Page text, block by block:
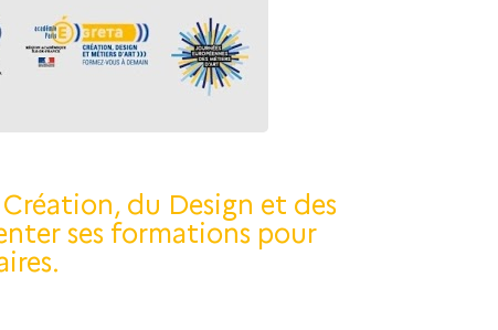
Création, du Design et des
ses formations pour